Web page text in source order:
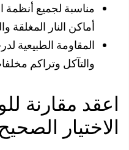
مناسبة لجميع أنظمة
أماكن النار المغلقة
المقاومة الطبيعية
والتآكل وتراكم مخلفات
مقارنة
الصحيح